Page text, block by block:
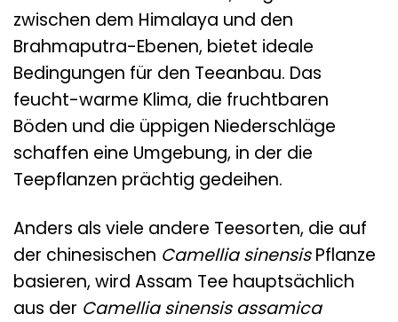
zwischen dem Himalaya und den
Brahmaputra-Ebenen, bietet ideale
Bedingungen für den Teeanbau. Das
feucht-warme Klima, die fruchtbaren
Böden und die üppigen Niederschläge
schaffen eine Umgebung, in der die
Teepflanzen prächtig gedeihen.
Anders als viele andere Teesorten, die auf
der chinesischen Camellia sinensisPflanze
basieren, wird Assam Tee hauptsächlich
aus der Camellia sinensis assamica